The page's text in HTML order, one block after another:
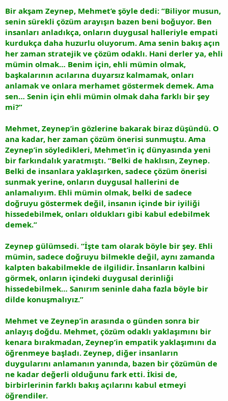
Bir akşam Zeynep, Mehmet’e şöyle dedi: “Biliyor musun,
senin sürekli çözüm arayışın bazen beni boğuyor. Ben
insanları anladıkça, onların duygusal halleriyle empati
kurdukça daha huzurlu oluyorum. Ama senin bakış açın
her zaman stratejik ve çözüm odaklı. Hani derler ya, ehli
mümin olmak… Benim için, ehli mümin olmak,
başkalarının acılarına duyarsız kalmamak, onları
anlamak ve onlara merhamet göstermek demek. Ama
sen… Senin için ehli mümin olmak daha farklı bir şey
mi?”
Mehmet, Zeynep’in gözlerine bakarak biraz düşündü. O
ana kadar, her zaman çözüm önerisi sunmuştu. Ama
Zeynep’in söyledikleri, Mehmet’in iç dünyasında yeni
bir farkındalık yaratmıştı. “Belki de haklısın, Zeynep.
Belki de insanlara yaklaşırken, sadece çözüm önerisi
sunmak yerine, onların duygusal hallerini de
anlamalıyım. Ehli mümin olmak, belki de sadece
doğruyu göstermek değil, insanın içinde bir iyiliği
hissedebilmek, onları oldukları gibi kabul edebilmek
demek.”
Zeynep gülümsedi. “İşte tam olarak böyle bir şey. Ehli
mümin, sadece doğruyu bilmekle değil, aynı zamanda
kalpten bakabilmekle de ilgilidir. İnsanların kalbini
görmek, onların içindeki duygusal derinliği
hissedebilmek… Sanırım seninle daha fazla böyle bir
dilde konuşmalıyız.”
Mehmet ve Zeynep’in arasında o günden sonra bir
anlayış doğdu. Mehmet, çözüm odaklı yaklaşımını bir
kenara bırakmadan, Zeynep’in empatik yaklaşımını da
öğrenmeye başladı. Zeynep, diğer insanların
duygularını anlamanın yanında, bazen bir çözümün de
ne kadar değerli olduğunu fark etti. İkisi de,
birbirlerinin farklı bakış açılarını kabul etmeyi
öğrendiler.